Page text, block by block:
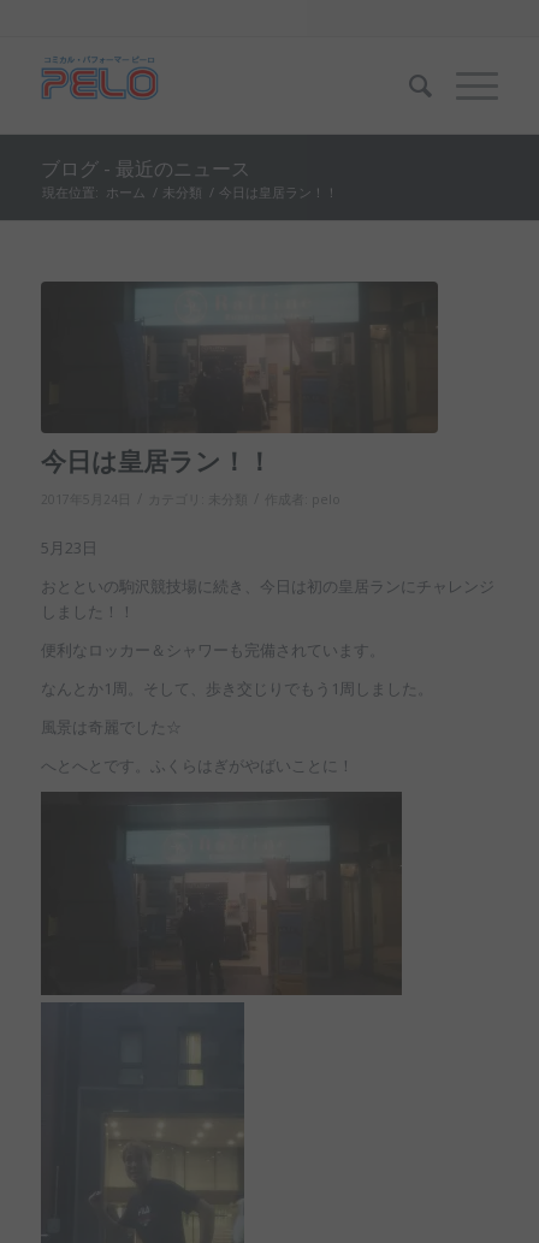
ブログ - 最近のニュース
現在位置: ホーム / 未分類 / 今日は皇居ラン！！
今日は皇居ラン！！
2017年5月24日 作成者:
5月23日
おとといの駒沢競技場に続き、今日は初の皇居ランにチャレンジ
しました！！
便利なロッカー＆シャワーも完備されています。
なんとか1周。そして、歩き交じりでもう1周しました。
風景は奇麗でした☆
へとへとです。ふくらはぎがやばいことに！